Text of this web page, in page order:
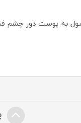
به پوست دور چشم